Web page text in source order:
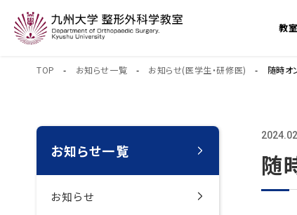
教
TOP - お知らせ一覧 - お知らせ(医学生・研修医) - 随時オン
お知らせ一覧
お知らせ
随